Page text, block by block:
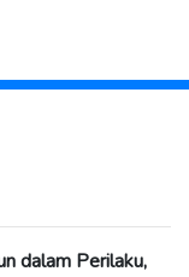
dalam Perilaku,